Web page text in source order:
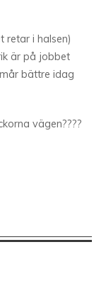
retar i halsen)
är på jobbet
bättre idag
vägen????